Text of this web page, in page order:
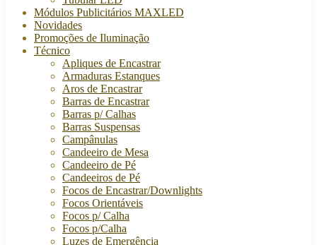
Módulos Publicitários MAXLED
Novidades
Promoções de Iluminação
Técnico
Apliques de Encastrar
Armaduras Estanques
Aros de Encastrar
Barras de Encastrar
Barras p/ Calhas
Barras Suspensas
Campânulas
Candeeiro de Mesa
Candeeiro de Pé
Candeeiros de Pé
Focos de Encastrar/Downlights
Focos Orientáveis
Focos p/ Calha
Focos p/Calha
Luzes de Emergência